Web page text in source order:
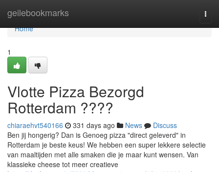
geilebookmarks
Home
Home
1
Vlotte Pizza Bezorgd
Rotterdam ????
chiaraehvt540166 331 days ago News
Discuss
Ben jij hongerig? Dan is Genoeg pizza "direct geleverd" in
Rotterdam je beste keus! We hebben een super lekkere selectie
van maaltijden met alle smaken die je maar kunt wensen. Van
klassieke cheese tot meer creatieve